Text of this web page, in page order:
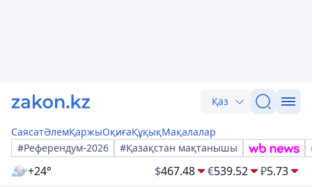
Қаз
СаясатӘлемҚаржыОқиғаҚұқықМақалалар
#Референдум-2026
#Қазақстан мақтанышы
+24° $467.48 €539.52 ₽5.73